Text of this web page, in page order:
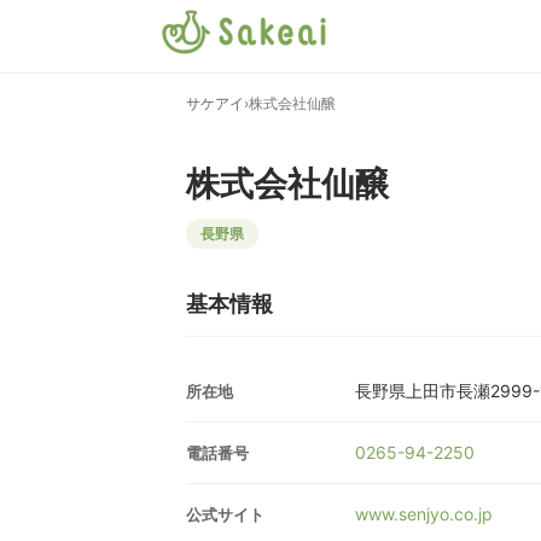
サケアイ ›株式会社仙醸
株式会社仙醸
長野県
基本情報
所在地 長野県上田市長瀬
電話番号 0265-94-2250
公式サイト www.senjyo.co.jp